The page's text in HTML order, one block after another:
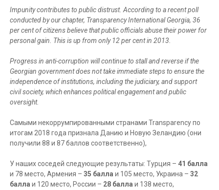
Impunity contributes to public distrust. According to a recent poll
conducted by our chapter, Transparency International Georgia, 36
per cent of citizens believe that public officials abuse their power for
personal gain. This is up from only 12 per cent in 2013.
Progress in anti-corruption will continue to stall and reverse if the
Georgian government does not take immediate steps to ensure the
independence of institutions, including the judiciary, and support
civil society, which enhances political engagement and public
oversight.
Самыми некоррумпированными странами Transparency по
итогам 2018 года признала Данию и Новую Зеландию (они
получили 88 и 87 баллов соответственно),
У наших соседей следующие результаты: Турция – 41 балла
и 78 место, Армения – 35 балла и 105 место, Украина – 32
балла и 120 место, России – 28 балла и 138 место,